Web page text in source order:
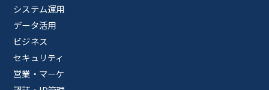
システム運用
データ活用
ビジネス
セキュリティ
営業・マーケ